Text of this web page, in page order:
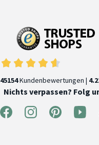
45154Kundenbewertungen |
Nichts verpassen? Folg